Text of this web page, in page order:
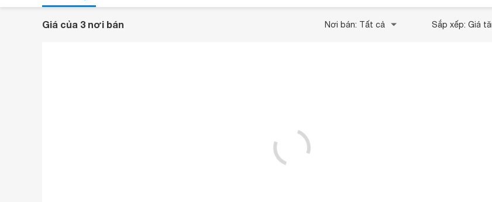
Giá của 3 nơi bán Nơi bán: Tất cả Sắp xếp: Giá